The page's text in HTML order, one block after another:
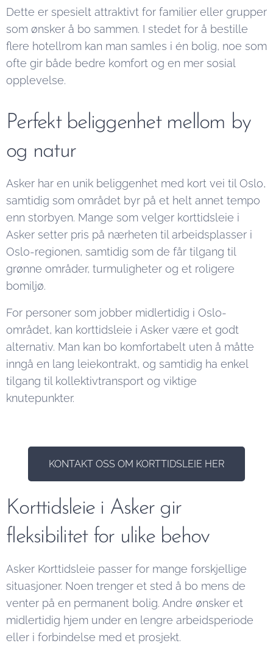
Dette er spesielt attraktivt for familier eller grupper
som ønsker å bo sammen. I stedet for å bestille
flere hotellrom kan man samles i én bolig, noe som
ofte gir både bedre komfort og en mer sosial
opplevelse.
Perfekt beliggenhet mellom by
og natur
Asker har en unik beliggenhet med kort vei til Oslo,
samtidig som området byr på et helt annet tempo
enn storbyen. Mange som velger korttidsleie i
Asker setter pris på nærheten til arbeidsplasser i
Oslo-regionen, samtidig som de får tilgang til
grønne områder, turmuligheter og et roligere
bomiljø.
For personer som jobber midlertidig i Oslo-
området, kan korttidsleie i Asker være et godt
alternativ. Man kan bo komfortabelt uten å måtte
inngå en lang leiekontrakt, og samtidig ha enkel
tilgang til kollektivtransport og viktige
knutepunkter.
KONTAKT OSS OM KORTTIDSLEIE HER
Korttidsleie i Asker gir
fleksibilitet for ulike behov
Asker Korttidsleie passer for mange forskjellige
situasjoner. Noen trenger et sted å bo mens de
venter på en permanent bolig. Andre ønsker et
midlertidig hjem under en lengre arbeidsperiode
eller i forbindelse med et prosjekt.